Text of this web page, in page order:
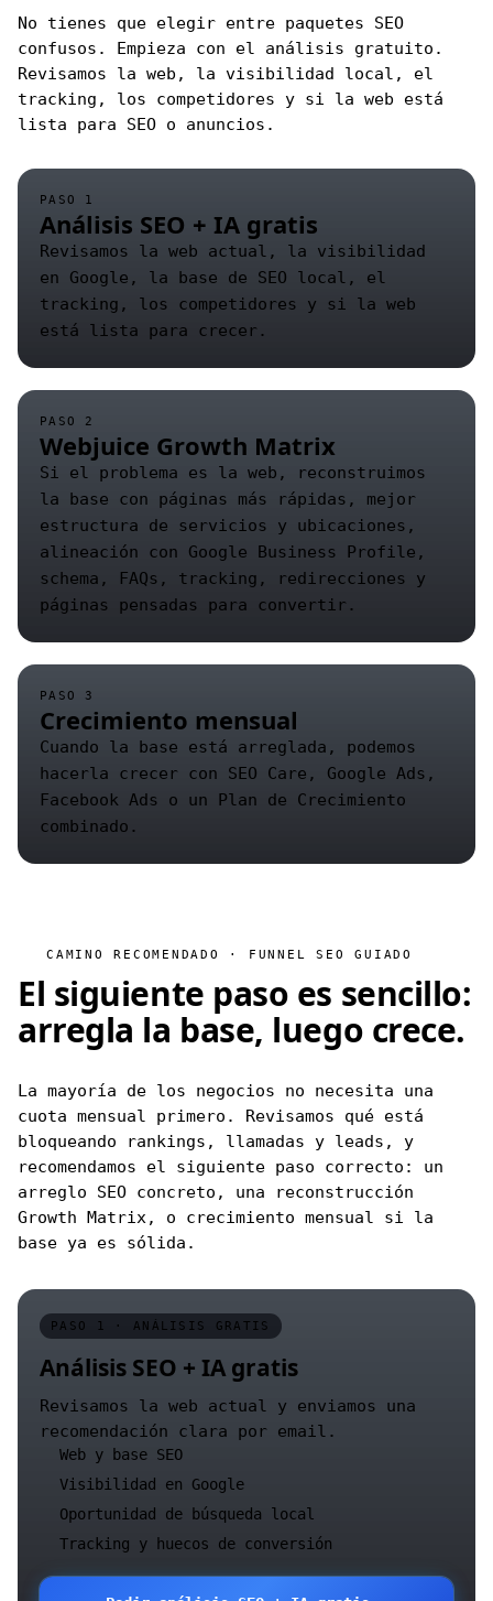
No tienes que elegir entre paquetes SEO
confusos. Empieza con el análisis gratuito.
Revisamos la web, la visibilidad local, el
tracking, los competidores y si la web está
lista para SEO o anuncios.
PASO 1
Análisis SEO + IA gratis
Revisamos la web actual, la visibilidad
en Google, la base de SEO local, el
tracking, los competidores y si la web
está lista para crecer.
PASO 2
Webjuice Growth Matrix
Si el problema es la web, reconstruimos
la base con páginas más rápidas, mejor
estructura de servicios y ubicaciones,
alineación con Google Business Profile,
schema, FAQs, tracking, redirecciones y
páginas pensadas para convertir.
PASO 3
Crecimiento mensual
Cuando la base está arreglada, podemos
hacerla crecer con SEO Care, Google Ads,
Facebook Ads o un Plan de Crecimiento
combinado.
CAMINO RECOMENDADO · FUNNEL SEO GUIADO
El siguiente paso es sencillo:
arregla la base, luego crece.
La mayoría de los negocios no necesita una
cuota mensual primero. Revisamos qué está
bloqueando rankings, llamadas y leads, y
recomendamos el siguiente paso correcto: un
arreglo SEO concreto, una reconstrucción
Growth Matrix, o crecimiento mensual si la
base ya es sólida.
PASO 1 · ANÁLISIS GRATIS
Análisis SEO + IA gratis
Revisamos la web actual y enviamos una
recomendación clara por email.
Web y base SEO
Visibilidad en Google
Oportunidad de búsqueda local
Tracking y huecos de conversión